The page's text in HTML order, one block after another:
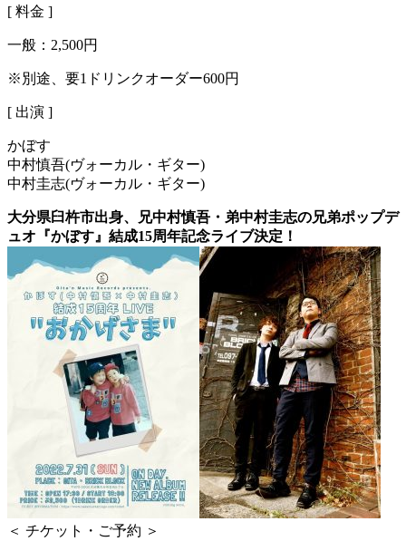
[ 料金 ]
一般： 2,500円
※別途、要1ドリンクオーダー600円
[ 出演 ]
かぼす
中村慎吾(ヴォーカル・ギター)
中村圭志(ヴォーカル・ギター)
大分県臼杵市出身、兄中村慎吾・弟中村圭志の兄弟ポップデ
ュオ『かぼす』結成15周年記念ライブ決定！
＜ チケット・ご予約 ＞